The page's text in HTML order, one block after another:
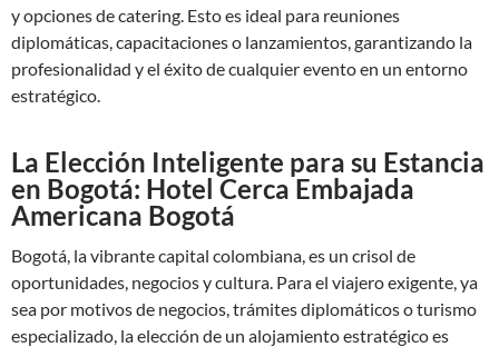
y opciones de catering. Esto es ideal para reuniones
diplomáticas, capacitaciones o lanzamientos, garantizando la
profesionalidad y el éxito de cualquier evento en un entorno
estratégico.
La Elección Inteligente para su Estancia
en Bogotá: Hotel Cerca Embajada
Americana Bogotá
Bogotá, la vibrante capital colombiana, es un crisol de
oportunidades, negocios y cultura. Para el viajero exigente, ya
sea por motivos de negocios, trámites diplomáticos o turismo
especializado, la elección de un alojamiento estratégico es